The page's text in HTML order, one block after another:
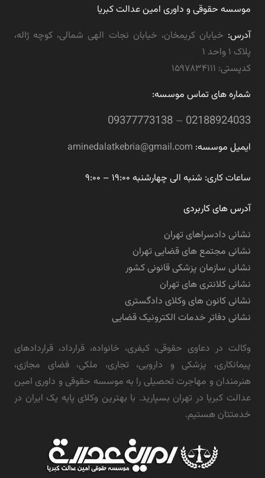
موسسه حقوقی و داوری امین عدالت کبریا
آدرس: خیابان کریمخان، خیابان نجات الهی شمالی، کوچه ژاله،
پلاک ۱ واحد ۱
کدپستی: ۱۵۹۷۸۳۴۱۱۱
شماره های تماس موسسه:
02188924033
–
09377773138
ایمیل موسسه: aminedalatkebria@gmail.com
ساعات کاری: شنبه الی چهارشنبه ۱۹:۰۰ – ۹:۰۰
آدرس های کاربردی
نشانی دادسراهای تهران
نشانی مجتمع های قضایی تهران
نشانی سازمان پزشکی قانونی کشور
نشانی کلانتری های تهران
نشانی کانون های وکلای دادگستری
نشانی دفاتر خدمات الکترونیک قضایی
وکالت در دعاوی حقوقی، کیفری، خانواده، قرارداد، قراردادهای
پیمانکاری، پزشکی و دارویی، تجاری، ملکی، فضای مجازی،
هنرمندان و مهاجرت تحصیلی را به موسسه حقوقی و داوری امین
عدالت کبریا در تهران بسپارید. با بهترین وکلای پایه یک ایران در
خدمتتان هستیم.